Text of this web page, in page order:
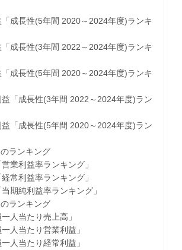
長性(5年間 2020～2024年度)ランキ
長性(3年間 2022～2024年度)ランキ
長性(5年間 2020～2024年度)ランキ
成長性(3年間 2022～2024年度)ラン
成長性(5年間 2020～2024年度)ラン
ランキング
利益率ランキング」
利益率ランキング」
純利益率ランキング」
ランキング
当たり売上高」
当たり営業利益」
当たり経常利益」